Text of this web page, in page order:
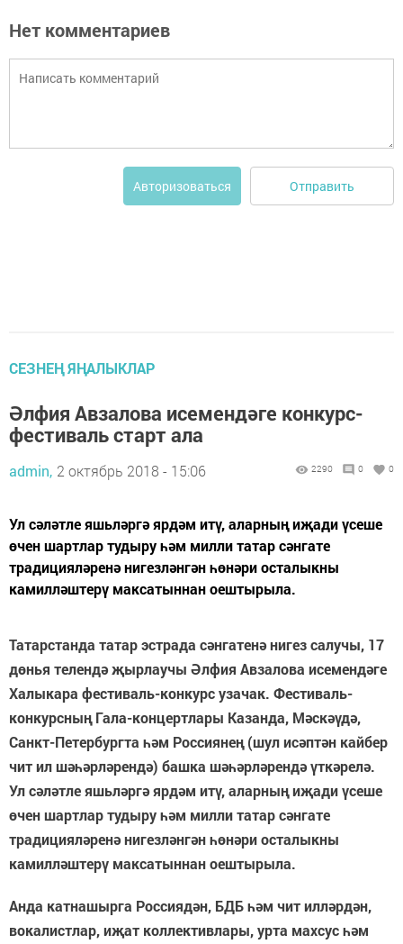
Нет комментариев
Авторизоваться Отправить
СЕЗНЕҢ ЯҢАЛЫКЛАР
Әлфия Авзалова исемендәге конкурс-
фестиваль старт ала
admin, 2 октябрь 2018 - 15:06 2290 0 0
Ул сәләтле яшьләргә ярдәм итү, аларның иҗади үсеше
өчен шартлар тудыру һәм милли татар сәнгате
традицияләренә нигезләнгән һөнәри осталыкны
камилләштерү максатыннан оештырыла.
Татарстанда татар эстрада сәнгатенә нигез салучы, 17
дөнья телендә җырлаучы Әлфия Авзалова исемендәге
Халыкара фестиваль-конкурс узачак. Фестиваль-
конкурсның Гала-концертлары Казанда, Мәскәүдә,
Санкт-Петербургта һәм Россиянең (шул исәптән кайбер
чит ил шәһәрләрендә) башка шәһәрләрендә үткәрелә.
Ул сәләтле яшьләргә ярдәм итү, аларның иҗади үсеше
өчен шартлар тудыру һәм милли татар сәнгате
традицияләренә нигезләнгән һөнәри осталыкны
камилләштерү максатыннан оештырыла.
Анда катнашырга Россиядән, БДБ һәм чит илләрдән,
вокалистлар, иҗат коллективлары, урта махсус һәм